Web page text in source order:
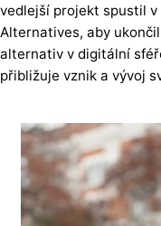
vedlejší projekt spustil v
Alternatives, aby
alternativ v digitální
přibližuje vznik a vývoj